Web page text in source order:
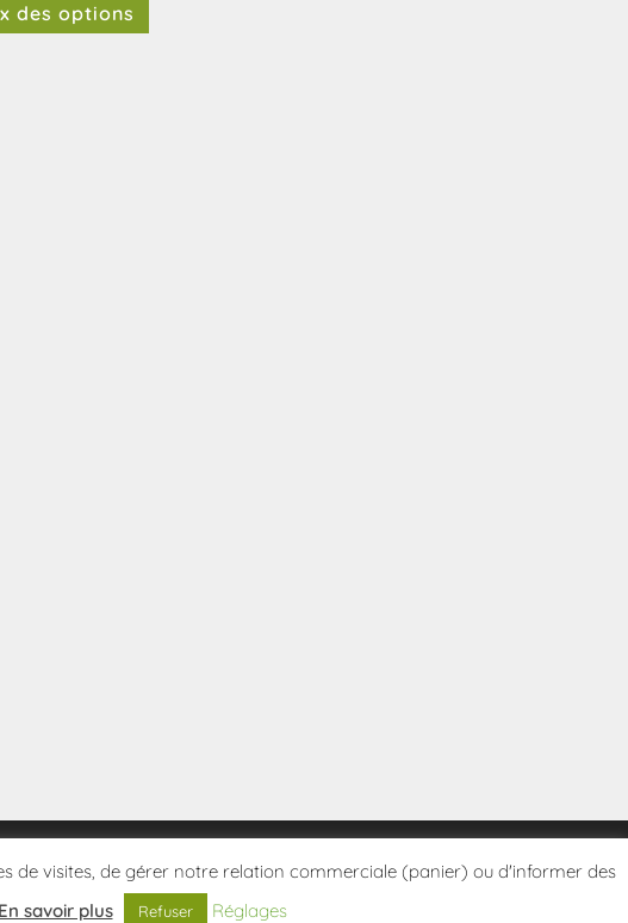
des options
Politique de confidentialité
de visites, de gérer notre relation commerciale (panier) ou d'informer des
En savoir plus Refuser Réglages